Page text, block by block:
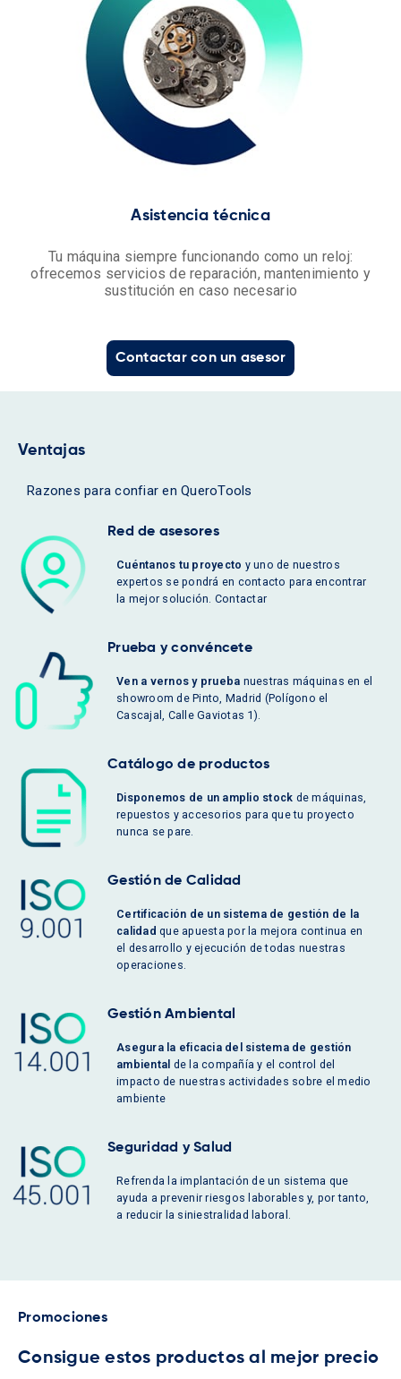
Asistencia técnica
Tu máquina siempre funcionando como un reloj:
ofrecemos servicios de reparación, mantenimiento y
sustitución en caso necesario
Contactar con un asesor
Ventajas
Razones para confiar en QueroTools
Red de asesores
Cuéntanos tu proyecto y uno de nuestros
expertos se pondrá en contacto para encontrar
la mejor solución. Contactar
Prueba y convéncete
Ven a vernos y prueba nuestras máquinas en el
showroom de Pinto, Madrid (Polígono el
Cascajal, Calle Gaviotas 1).
Catálogo de productos
Disponemos de un amplio stock de máquinas,
repuestos y accesorios para que tu proyecto
nunca se pare.
Gestión de Calidad
Certificación de un sistema de gestión de la
calidad que apuesta por la mejora continua en
el desarrollo y ejecución de todas nuestras
operaciones.
Gestión Ambiental
Asegura la eficacia del sistema de gestión
ambiental de la compañía y el control del
impacto de nuestras actividades sobre el medio
ambiente
Seguridad y Salud
Refrenda la implantación de un sistema que
ayuda a prevenir riesgos laborables y, por tanto,
a reducir la siniestralidad laboral.
Promociones
Consigue estos productos al mejor precio